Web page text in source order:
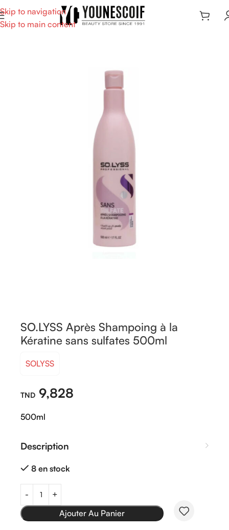
Skip to navigation
Skip to main content
SO.LYSS Après Shampoing à la
Kératine sans sulfates 500ml
SOLYSS
9,828
500ml
Description
8 en stock
Ajouter Au Panier